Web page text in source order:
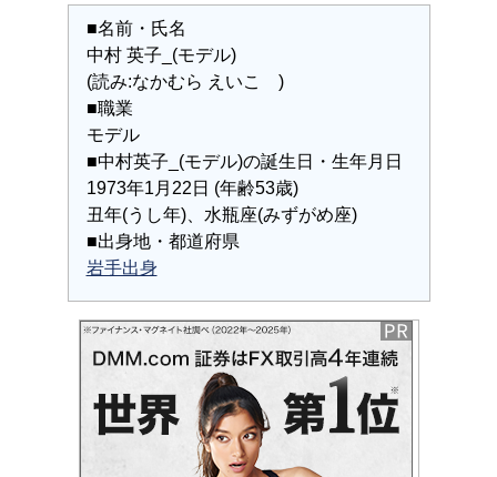
■名前・氏名
中村 英子_(モデル)
(読み:なかむら えいこ )
■職業
モデル
■中村英子_(モデル)の誕生日・生年月日
1973年1月22日 (年齢53歳)
丑年(うし年)、水瓶座(みずがめ座)
■出身地・都道府県
岩手出身